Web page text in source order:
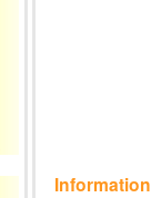
Information